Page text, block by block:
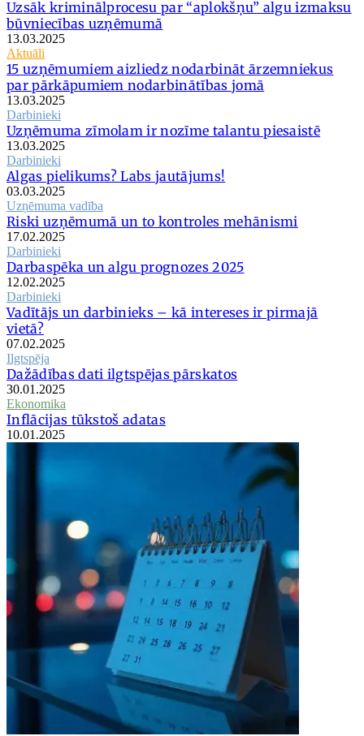
Uzsāk kriminālprocesu par “aplokšņu” algu izmaksu
būvniecības uzņēmumā
13.03.2025
Aktuāli
15 uzņēmumiem aizliedz nodarbināt ārzemniekus
par pārkāpumiem nodarbinātības jomā
13.03.2025
Darbinieki
Uzņēmuma zīmolam ir nozīme talantu piesaistē
13.03.2025
Darbinieki
Algas pielikums? Labs jautājums!
03.03.2025
Uzņēmuma vadība
Riski uzņēmumā un to kontroles mehānismi
17.02.2025
Darbinieki
Darbaspēka un algu prognozes 2025
12.02.2025
Darbinieki
Vadītājs un darbinieks – kā intereses ir pirmajā
vietā?
07.02.2025
Ilgtspēja
Dažādības dati ilgtspējas pārskatos
30.01.2025
Ekonomika
Inflācijas tūkstoš adatas
10.01.2025